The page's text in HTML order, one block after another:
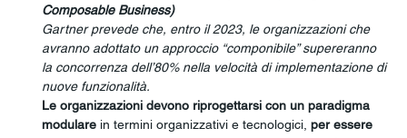
Composable Business)
Gartner prevede che, entro il 2023, le organizzazioni che
avranno adottato un approccio “componibile” supereranno
la concorrenza dell’80% nella velocità di implementazione di
nuove funzionalità.
Le organizzazioni devono riprogettarsi con un paradigma
modulare in termini organizzativi e tecnologici, per essere